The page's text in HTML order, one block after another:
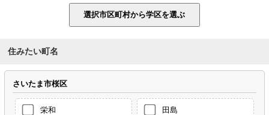
住みたい町名
さいたま市桜区
栄和 田島